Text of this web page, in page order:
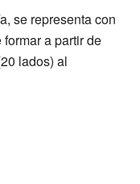
se representa con
a partir de
lados) al